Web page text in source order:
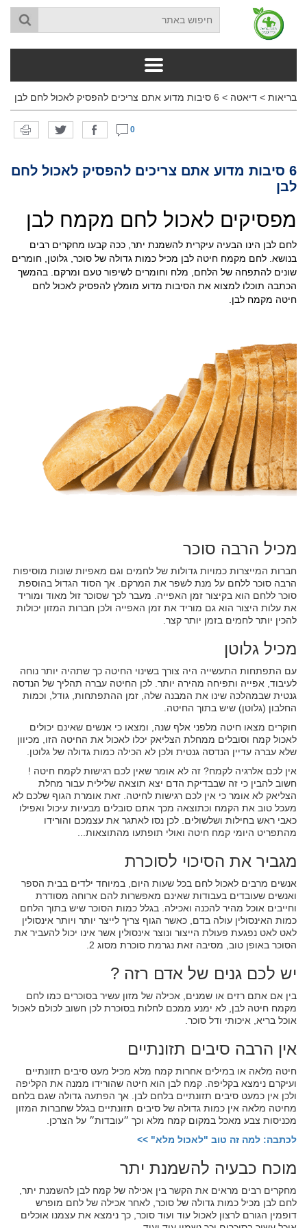
בריאות > דיאטה > 6 סיבות מדוע אתם צריכים להפסיק לאכול לחם לבן
0
6 סיבות מדוע אתם צריכים להפסיק לאכול לחם
לבן
מפסיקים לאכול לחם מקמח לבן
לחם לבן הינו הבעיה עיקרית להשמנת יתר, ככה קבעו מחקרים רבים
בנושא. לחם מקמח חיטה לבן מכיל כמות גדולה של סוכר, גלוטן, חומרים
שונים להתפחה של הלחם, מלח וחומרים לשיפור טעם ומרקם. בהמשך
הכתבה תוכלו למצוא את הסיבות מדוע מומלץ להפסיק לאכול לחם
חיטה מקמח לבן.
מכיל הרבה סוכר
חברות המייצרות כמויות גדולות של לחמים וגם מאפיות שונות מוסיפות
הרבה סוכר ללחם על מנת לשפר את המרקם. אך הסוד הגדול בהוספת
סוכר ללחם הוא בקיצור זמן האפייה. מעבר לכך שסוכר זול מאוד ומוריד
את עלות היצור הוא גם מוריד את זמן האפייה ולכן חברות המזון יכולות
להכין יותר לחמים בזמן יותר קצר.
מכיל גלוטן
עם התפתחות התעשייה היה צורך בשינוי החיטה כך שתהיה יותר נוחה
לעיבוד, אפייה ותפיחה מהירה יותר. לכן החיטה עברה תהליך של הנדסה
גנטית שבמהלכה שינו את המבנה שלה, זמן ההתפתחות, גודל, וכמות
החלבון (גלוטן) שיש בתוך החיטה.
חוקרים מצאו חיטה מלפני אלף שנה, ומצאו כי אנשים שאינם יכולים
לאכול קמח וסובלים ממחלת הצליאק יכלו לאכול את החיטה הזו, מכיוון
שלא עברה עדיין הנדסה גנטית ולכן לא הכילה כמות גדולה של גלוטן.
אין לכם אלרגיה לקמח? זה לא אומר שאין לכם רגישות לקמח חיטה !
חשוב להבין כי זה שבבדיקת הדם יצא תוצאה שלילית עבור מחלת
הצליאק לא אומר כי אין לכם רגישות לחיטה. זאת אומרת הגוף שלכם לא
מעכל טוב את הקמח וכתוצאה מכך אתם סובלים מבעיות עיכול ואפילו
כאבי ראש בחילות ושלשולים. לכן נסו לאתגר את עצמכם והורידו
מהתפריט היומי קמח חיטה ואולי תופתעו מהתוצאות...
מגביר את הסיכוי לסוכרת
אנשים מרבים לאכול לחם בכל שעות היום, במיוחד ילדים בבית הספר
ואנשים שעובדים בעבודות שאינם מאפשרות להם ארוחה מסודרת
וחייבים אוכל מהיר להכנה ואכילה. בגלל כמות הסוכר שיש בתוך הלחם
כמות האינסולין עולה בדם, כאשר הגוף צריך לייצר יותר ויותר אינסולין
לאט לאט נפגעת פעולת הייצור ונוצר אינסולין אשר אינו יכול להעביר את
הסוכר באופן טוב, מסיבה זאת נגרמת סוכרת מסוג 2.
יש לכם גנים של אדם רזה ?
בין אם אתם רזים או שמנים, אכילה של מזון עשיר בסוכרים כמו לחם
מקמח חיטה לבן, לא ימנע ממכם לחלות בסוכרת לכן חשוב לכולם לאכול
אוכל בריא, איכותי ודל סוכר.
אין הרבה סיבים תזונתיים
חיטה מלאה או במילים אחרות קמח מלא מכיל מעט סיבים תזונתיים
ועיקרם נימצא בקליפה. קמח לבן הוא חיטה שהורידו ממנה את הקליפה
ולכן אין כמעט סיבים תזונתיים בלחם לבן. אך הפתעה גדולה שגם בלחם
מחיטה מלאה אין כמות גדולה של סיבים תזונתיים בגלל שחברות המזון
מכניסות צבע מאכל במקום קמח מלא וכך ״עובדות״ על הצרכן.
לכתבה: למה זה טוב "לאכול מלא" >>
מוכח כבעיה להשמנת יתר
מחקרים רבים מראים את הקשר בין אכילה של קמח לבן להשמנת יתר,
לחם לבן מכיל כמות גדולה של סוכר, לאחר אכילה של לחם מופרש
דופמין הגורם לרצון לאכול עוד ועוד סוכר, כך נימצא את עצמנו אוכלים